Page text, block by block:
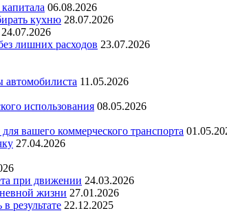
06.08.2026
кухню 28.07.2026
24.07.2026
лишних расходов 23.07.2026
автомобилиста 11.05.2026
использования 08.05.2026
вашего коммерческого транспорта
27.04.2026
при движении 24.03.2026
жизни 27.01.2026
результате 22.12.2025